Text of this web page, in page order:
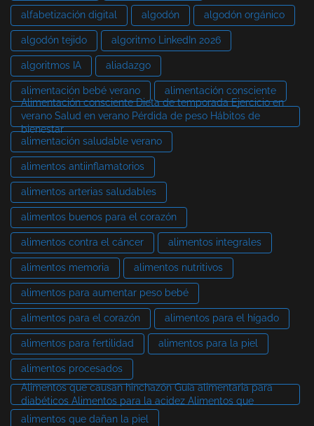
alfabetización digital algodón algodón orgánico
algodón tejido algoritmo LinkedIn 2026
algoritmos IA aliadazgo
alimentación bebé verano
alimentación consciente
Alimentación consciente Dieta de temporada Ejercicio en
verano Salud en verano Pérdida de peso Hábitos de
bienestar
alimentación saludable verano
alimentos antiinflamatorios
alimentos arterias saludables
alimentos buenos para el corazón
alimentos contra el cáncer alimentos integrales
alimentos memoria alimentos nutritivos
alimentos para aumentar peso bebé
alimentos para el corazón alimentos para el hígado
alimentos para fertilidad alimentos para la piel
alimentos procesados
Alimentos que causan hinchazón Guía alimentaria para
diabéticos Alimentos para la acidez Alimentos que
alimentos que dañan la piel